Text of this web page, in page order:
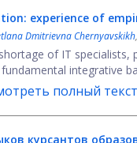
experience of
Dmitrievna Chernyavskikh,
of IT specialists,
integrative
полный текст
курсантов